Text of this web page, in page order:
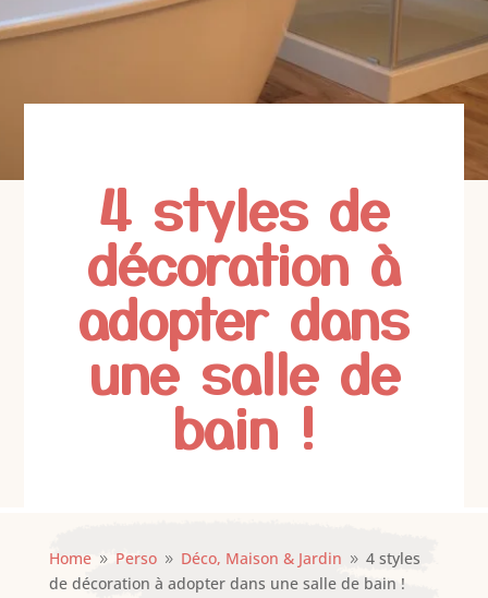
4 styles de
décoration à
adopter dans
une salle de
bain !
Home 9 Perso 9 Déco, Maison & Jardin 9 4 styles
de décoration à adopter dans une salle de bain !